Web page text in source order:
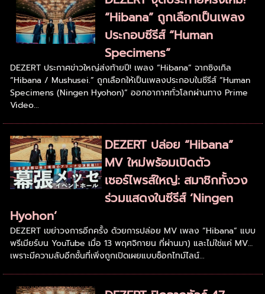
“Hibana” ถูกเลือกเป็นเพลง
ประกอบซีรีส์ “Human
Specimens”
DEZERT ประกาศข่าวใหญ่ส่งท้ายปี! เพลง “Hibana” จากซิงเกิล
“Hibana / Mushusei.” ถูกเลือกให้เป็นเพลงประกอบในซีรีส์ “Human
Specimens (Ningen Hyohon)” ออกอากาศทั่วโลกผ่านทาง Prime
Video...
DEZERT ปล่อย “Hibana”
MV ใหม่พร้อมเปิดตัว
เซอร์ไพรส์ใหญ่: สมาชิกทั้งวง
ร่วมแสดงในซีรีส์ ‘Ningen
Hyohon’
DEZERT เขย่าวงการอีกครั้ง ด้วยการปล่อย MV เพลง “Hibana” แบบ
พรีเมียร์บน YouTube เมื่อ 13 พฤศจิกายน ที่ผ่านมา) และไม่ใช่แค่ MV…
เพราะมีความลับอีกชั้นที่เพิ่งถูกเปิดเผยแบบช็อกไทม์ไลน์...